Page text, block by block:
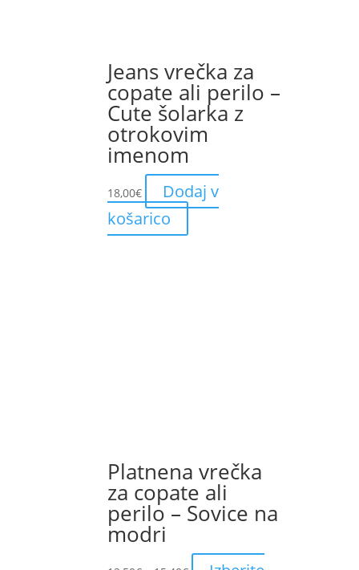
Jeans vrečka za
copate ali perilo –
Cute šolarka z
otrokovim
imenom
18,00€
Dodaj v
košarico
Platnena vrečka
za copate ali
perilo – Sovice na
modri
Price